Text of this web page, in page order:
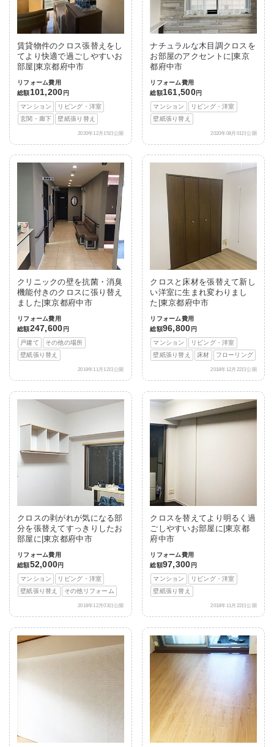
賃貸物件のクロス張替えをし
てより快適で過ごしやすいお
部屋|東京都府中市
リフォーム費用
総額101,200 円
マンション
リビング・洋室
玄関・廊下
壁紙張り替え
2020年12月15日公開
ナチュラルな木目調クロスを
お部屋のアクセントに|東京
都府中市
リフォーム費用
総額161,500円
マンション
リビング・洋室
壁紙張り替え
2020年08月01日公開
クリニックの壁を抗菌・消臭
機能付きのクロスに張り替え
ました|東京都府中市
リフォーム費用
総額247,600 円
戸建て
その他の場所
壁紙張り替え
2019年11月12日公開
クロスと床材を張替えて新し
い洋室に生まれ変わりまし
た|東京都府中市
リフォーム費用
総額96,800 円
マンション
リビング・洋室
壁紙張り替え
床材 フローリング
2018年12月22日公開
クロスの剥がれが気になる部
分を張替えてすっきりしたお
部屋に|東京都府中市
リフォーム費用
総額52,000円
マンション
リビング・洋室
壁紙張り替え
その他リフォーム
2018年12月03日公開
クロスを替えてより明るく過
ごしやすいお部屋に|東京都
府中市
リフォーム費用
総額97,300 円
マンション
リビング・洋室
壁紙張り替え
2018年11月22日公開